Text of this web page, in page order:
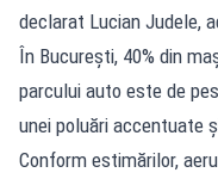
declarat Lucian Judele,
În București, 40% din
parcului auto este de
unei poluări accentuate
Conform estimărilor,